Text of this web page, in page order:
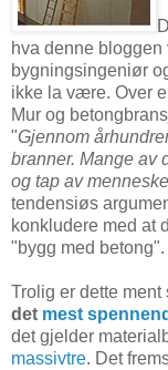
hva denne
bygningsingeniør
ikke la være. Over
Mur og
"Gjennom
branner. Mange av
og tap av
tendensiøs
konkludere med at
"bygg med betong".
Trolig er dette ment
det mest
det gjelder
massivtre. Det